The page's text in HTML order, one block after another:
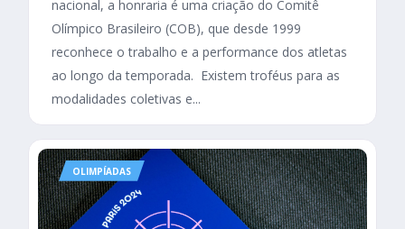
nacional, a honraria é uma criação do Comitê
Olímpico Brasileiro (COB), que desde 1999
reconhece o trabalho e a performance dos atletas
ao longo da temporada. Existem troféus para as
modalidades coletivas e...
OLIMPÍADAS